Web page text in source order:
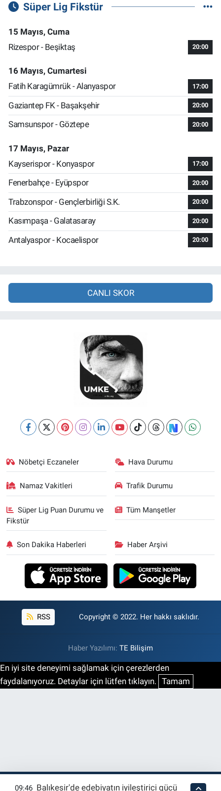
Süper Lig Fikstür
15 Mayıs, Cuma
Rizespor - Beşiktaş
20:00
16 Mayıs, Cumartesi
Fatih Karagümrük - Alanyaspor
17:00
Gaziantep FK - Başakşehir 20:00
Samsunspor - Göztepe 20:00
17 Mayıs, Pazar
Kayserispor - Konyaspor
17:00
Fenerbahçe - Eyüpspor 20:00
Trabzonspor - Gençlerbirliği S.K. 20:00
Kasımpaşa - Galatasaray 20:00
Antalyaspor - Kocaelispor 20:00
CANLI SKOR
Nöbetçi Eczaneler Hava Durumu
Namaz Vakitleri Trafik Durumu
Süper Lig Puan Durumu ve
Fikstür
Tüm Manşetler
Son Dakika Haberleri Haber Arşivi
RSS Copyright © 2022. Her hakkı saklıdır.
Haber Yazılımı: TE Bilişim
En iyi site deneyimi sağlamak için çerezlerden
faydalanıyoruz. Detaylar için lütfen tıklayın. Tamam
09:46 Balıkesir'de edebiyatın iyileştirici gücü